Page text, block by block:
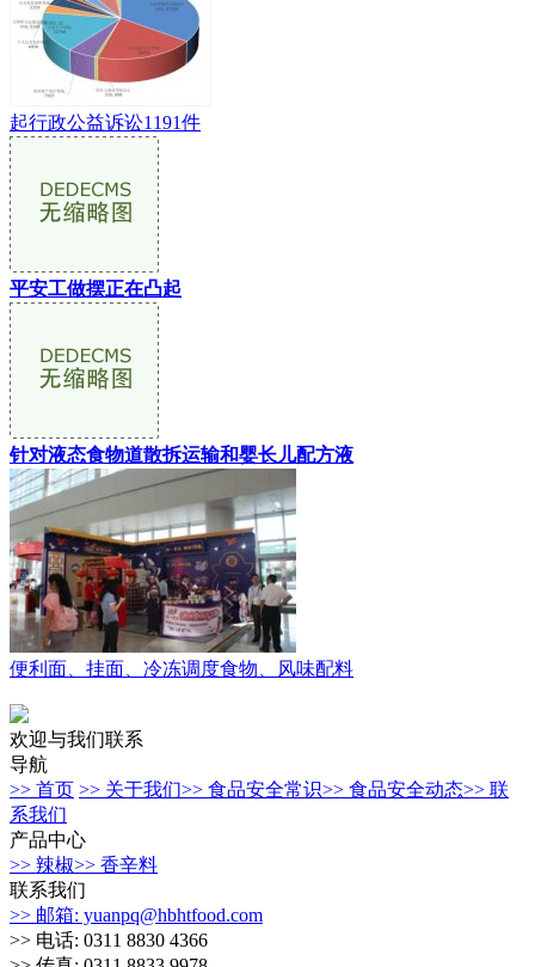
起行政公益诉讼1191件
平安工做摆正在凸起
针对液态食物道散拆运输和婴长儿配方液
便利面、挂面、冷冻调度食物、风味配料
欢迎与我们联系
导航
>> 首页 >> 关于我们>> 食品安全常识>> 食品安全动态>> 联
系我们
产品中心
>> 辣椒>> 香辛料
联系我们
>> 邮箱: yuanpq@hbhtfood.com
>> 电话: 0311 8830 4366